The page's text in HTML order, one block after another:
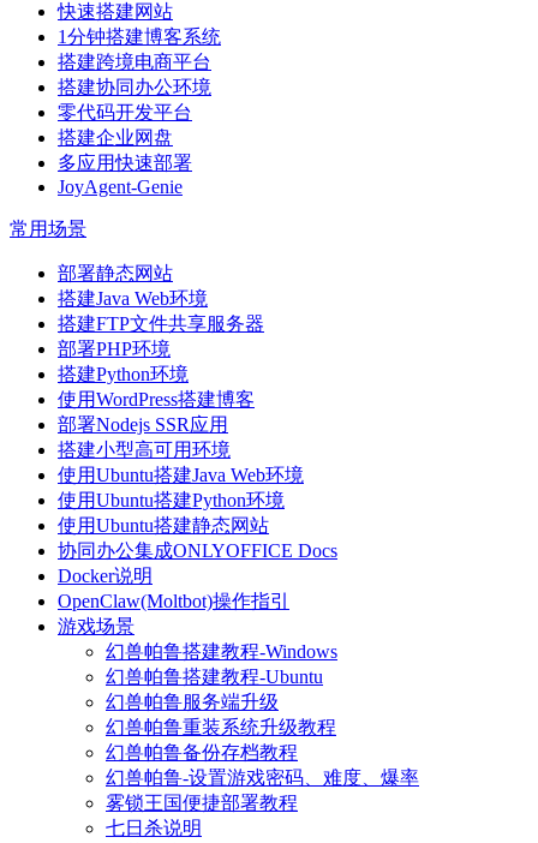
快速搭建网站
1分钟搭建博客系统
搭建跨境电商平台
搭建协同办公环境
零代码开发平台
搭建企业网盘
多应用快速部署
JoyAgent-Genie
常用场景
部署静态网站
搭建Java Web环境
搭建FTP文件共享服务器
部署PHP环境
搭建Python环境
使用WordPress搭建博客
部署Nodejs SSR应用
搭建小型高可用环境
使用Ubuntu搭建Java Web环境
使用Ubuntu搭建Python环境
使用Ubuntu搭建静态网站
协同办公集成ONLYOFFICE Docs
Docker说明
OpenClaw(Moltbot)操作指引
游戏场景
幻兽帕鲁搭建教程-Windows
幻兽帕鲁搭建教程-Ubuntu
幻兽帕鲁服务端升级
幻兽帕鲁重装系统升级教程
幻兽帕鲁备份存档教程
幻兽帕鲁-设置游戏密码、难度、爆率
雾锁王国便捷部署教程
七日杀说明